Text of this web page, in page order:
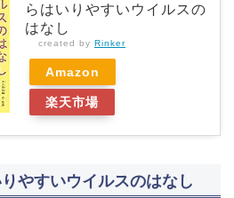
らはいりやすいウイルスの
はなし
created by Rinker
Amazon
楽天市場
やすいウイルスのはなし